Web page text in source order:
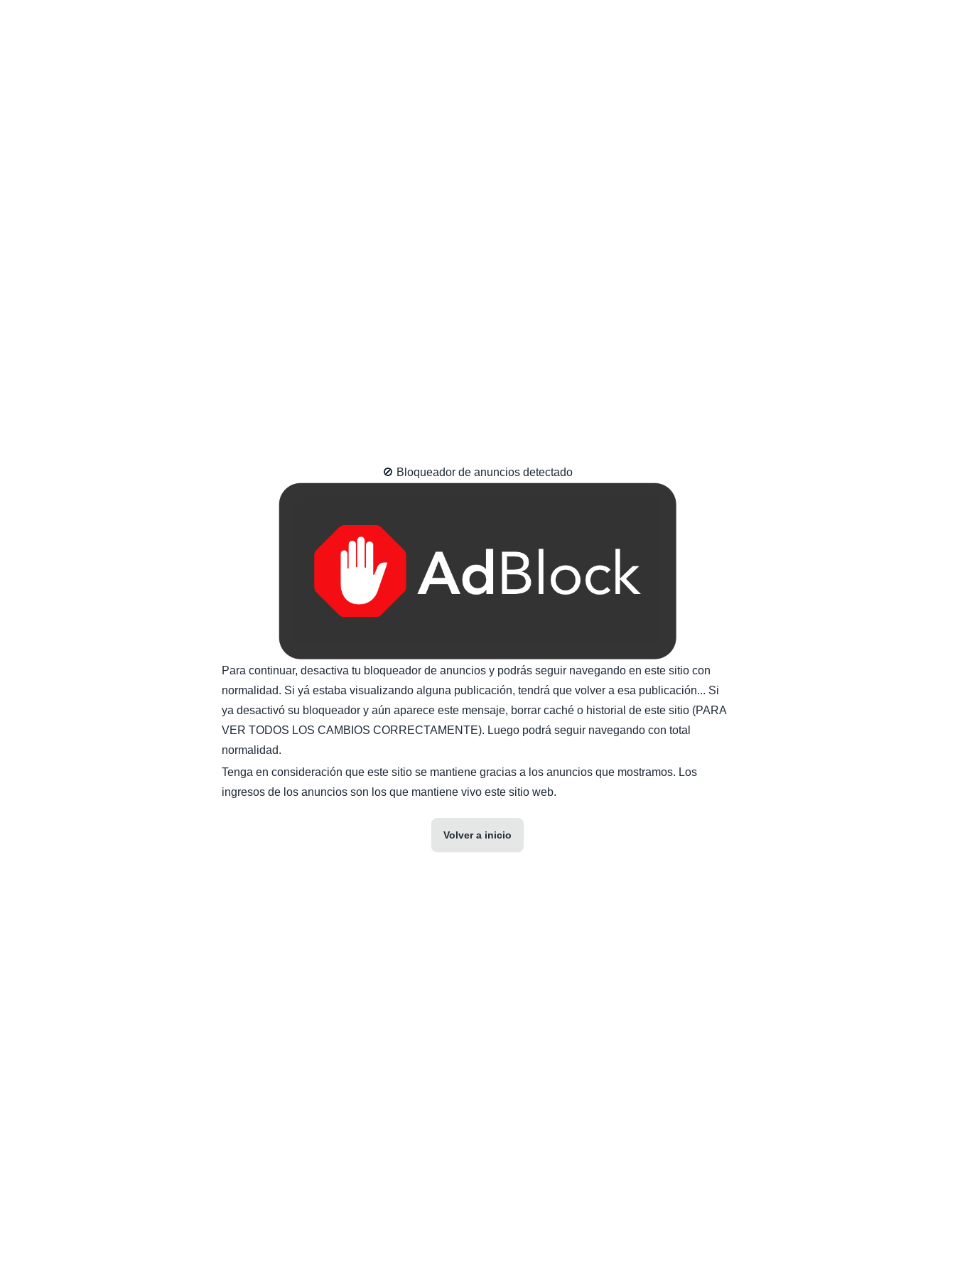
🚫 Bloqueador de anuncios detectado
Para continuar, desactiva tu bloqueador de anuncios y podrás seguir navegando en este sitio con
normalidad. Si yá estaba visualizando alguna publicación, tendrá que volver a esa publicación... Si
ya desactivó su bloqueador y aún aparece este mensaje, borrar caché o historial de este sitio (PARA
VER TODOS LOS CAMBIOS CORRECTAMENTE). Luego podrá seguir navegando con total
normalidad.
Tenga en consideración que este sitio se mantiene gracias a los anuncios que mostramos. Los
ingresos de los anuncios son los que mantiene vivo este sitio web.
Volver a inicio